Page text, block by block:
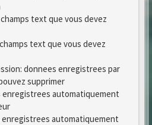
text que vous devez
text que vous devez
donnees enregistrees par
supprimer
enregistrees automatiquement
enregistrees automatiquement